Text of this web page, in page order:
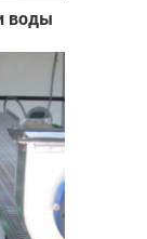
воды